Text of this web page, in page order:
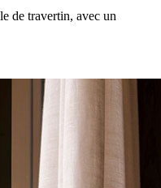
de travertin, avec un